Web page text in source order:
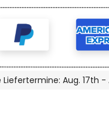
Aug. 17th -